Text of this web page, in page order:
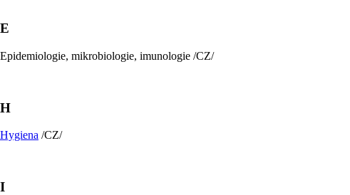
E
Epidemiologie, mikrobiologie, imunologie /CZ/
H
Hygiena /CZ/
I